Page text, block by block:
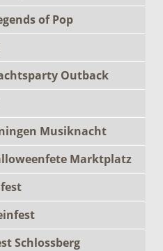
of Pop
Outback
Musiknacht
Marktplatz
Schlossberg